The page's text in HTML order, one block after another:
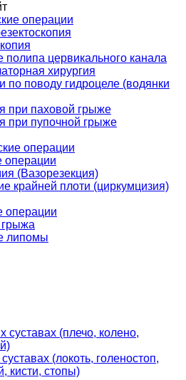
операции
полипа цервикального канала
хирургия
по поводу гидроцеле (водянки
при паховой грыже
при пупочной грыже
операции
операции
(Вазорезекция)
крайней плоти (циркумцизия)
операции
липомы
суставах (плечо, колено,
(локоть, голеностоп,
кисти, стопы)